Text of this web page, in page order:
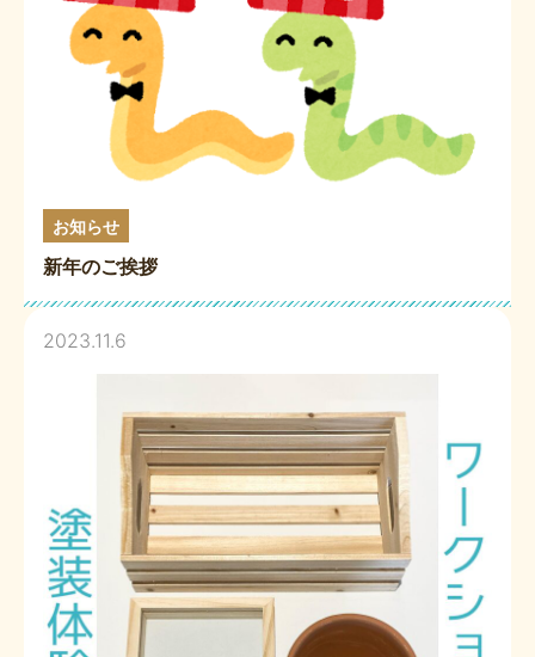
お知らせ
新年のご挨拶
2023.11.6